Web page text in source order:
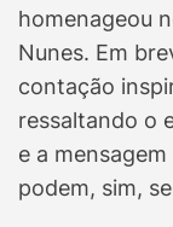
homenageou
Nunes. Em
contação
ressaltando o
e a
podem, sim,